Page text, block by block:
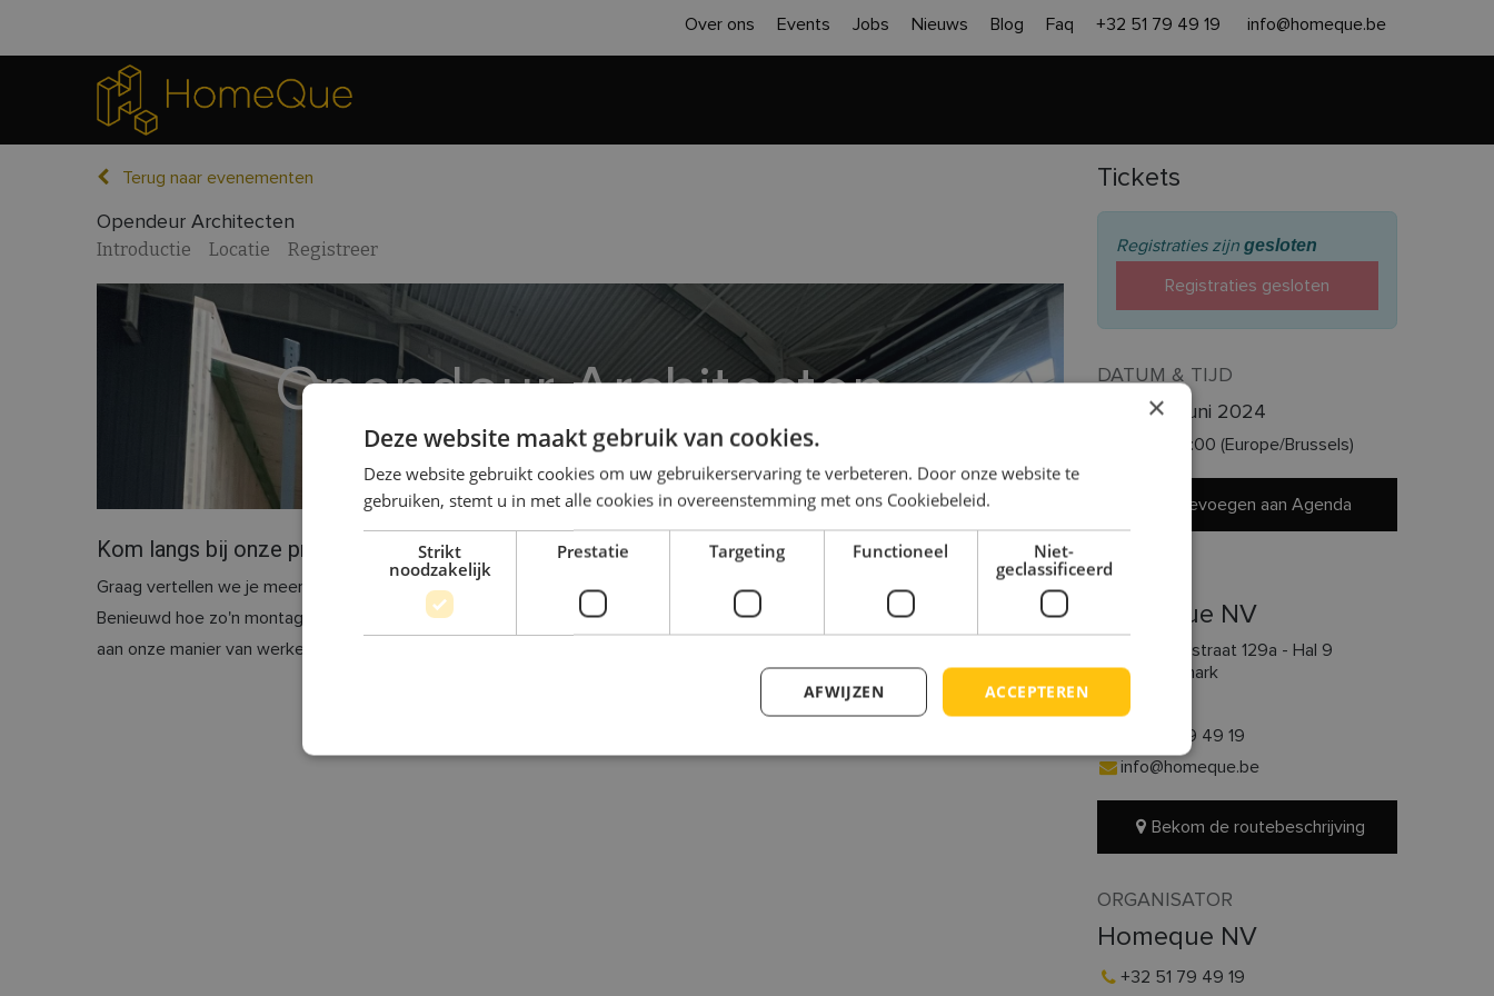
Over ons Events Jobs Nieuws Blog Faq +32 51 79 49 19 info@homeque.be
Terug naar evenementen
Opendeur Architecten
Introductie Locatie Registreer
Opendeur Architecten
Kom langs bij onze productiehal!
Graag vertellen we je meer over ons duurzame bouwproces, en hoe we woningen in minder 5 uur op de werf monteren.
Benieuwd hoe zo'n montage eraan toe gaat? Dan kan je zeker al onderstaande video bekijken, zo geraak je al meer gewend
aan onze manier van werken.
Tickets
Registraties zijn gesloten
Registraties gesloten
DATUM & TIJD
vrijdag 21 juni 2024
18:00 (Europe/Brussels)
Toevoegen aan Agenda
LOCATIE
Homeque NV
Lichterveldestraat 129a - Hal 9
8610 Kortemark
+32 51 79 49 19
info@homeque.be
Bekom de routebeschrijving
ORGANISATOR
Homeque NV
+32 51 79 49 19
×
Deze website maakt gebruik van cookies.
Deze website gebruikt cookies om uw gebruikerservaring te verbeteren. Door onze website te
gebruiken, stemt u in met alle cookies in overeenstemming met ons Cookiebeleid.
Strikt
noodzakelijk
Prestatie Targeting Functioneel
Niet-
geclassificeerd
ACCEPTEREN
AFWIJZEN